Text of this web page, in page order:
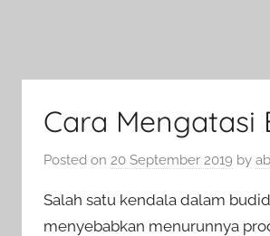
Cara Mengatasi
Posted on 20 September 2019 by
Salah satu kendala dalam
menyebabkan menurunnya